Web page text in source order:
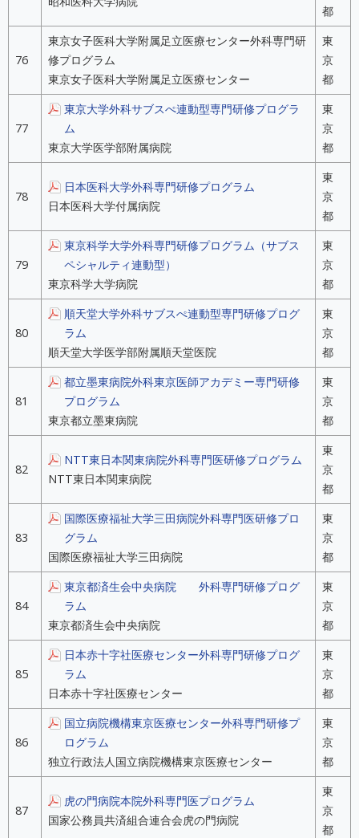
都
76
東京女子医科大学附属足立医療センター外科専門研
修プログラム
東京女子医科大学附属足立医療センター
東
京
都
77
東京大学外科サブスぺ連動型専門研修プログラ
ム
東京大学医学部附属病院
東
京
都
78
日本医科大学外科専門研修プログラム
日本医科大学付属病院
東
京
都
79
東京科学大学外科専門研修プログラム（サブス
ペシャルティ連動型）
東京科学大学病院
東
京
都
80
順天堂大学外科サブスぺ連動型専門研修プログ
ラム
順天堂大学医学部附属順天堂医院
東
京
都
81
都立墨東病院外科東京医師アカデミー専門研修
プログラム
東京都立墨東病院
東
京
都
82
NTT東日本関東病院外科専門医研修プログラム
NTT東日本関東病院
東
京
都
83
国際医療福祉大学三田病院外科専門医研修プロ
グラム
国際医療福祉大学三田病院
東
京
都
84
東京都済生会中央病院 外科専門研修プログ
ラム
東京都済生会中央病院
東
京
都
85
日本赤十字社医療センター外科専門研修プログ
ラム
日本赤十字社医療センター
東
京
都
86
国立病院機構東京医療センター外科専門研修プ
ログラム
独立行政法人国立病院機構東京医療センター
東
京
都
87
虎の門病院本院外科専門医プログラム
国家公務員共済組合連合会虎の門病院
東
京
都